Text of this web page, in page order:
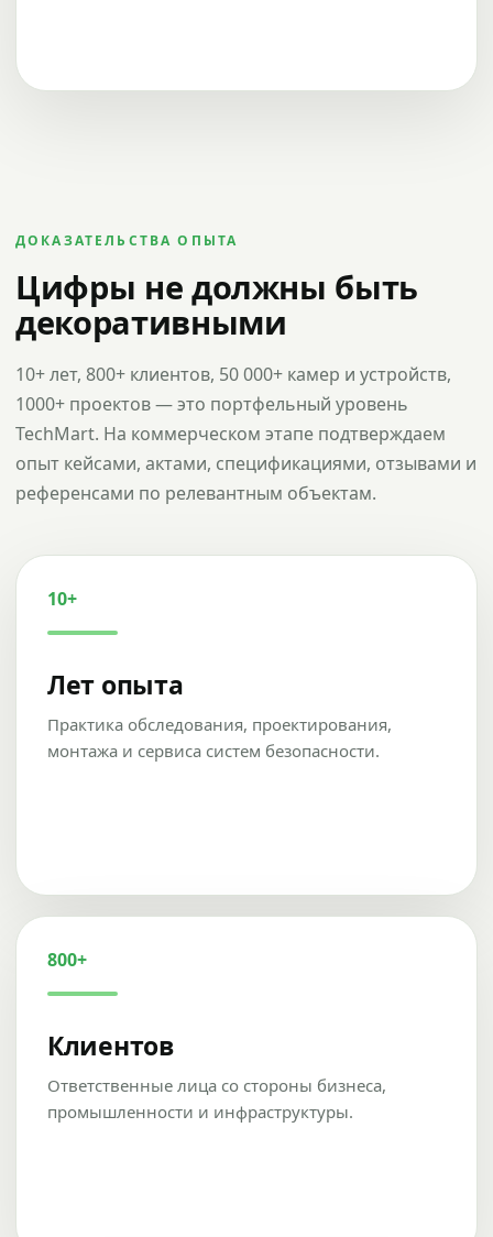
ДОКАЗАТЕЛЬСТВА ОПЫТА
Цифры не должны быть
декоративными
10+ лет, 800+ клиентов, 50 000+ камер и устройств,
1000+ проектов — это портфельный уровень
TechMart. На коммерческом этапе подтверждаем
опыт кейсами, актами, спецификациями, отзывами и
референсами по релевантным объектам.
10+
Лет опыта
Практика обследования, проектирования,
монтажа и сервиса систем безопасности.
800+
Клиентов
Ответственные лица со стороны бизнеса,
промышленности и инфраструктуры.